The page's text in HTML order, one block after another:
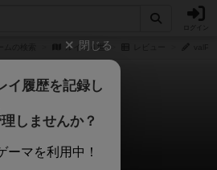
ルイ１４世
イ１４世
さんのレビュー
閉じる
イ履歴を記録し
しませんか？
ーマを利用中！